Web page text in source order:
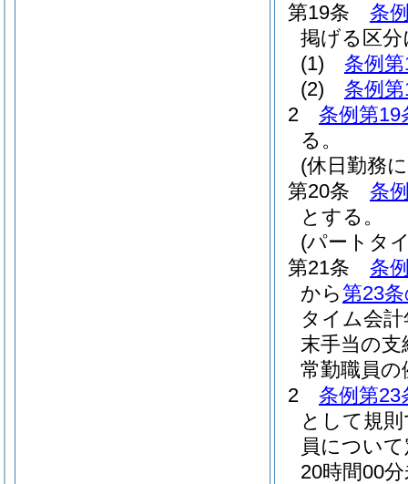
第19条
条
掲げる区
(1)
条例
(2)
条例
2
条例第19
る。
(休日勤務
第20条
条
とする。
(パートタ
第21条
条
から第23
タイム会
末手当の
常勤職員
2
条例第23
として規
員につい
20時間00